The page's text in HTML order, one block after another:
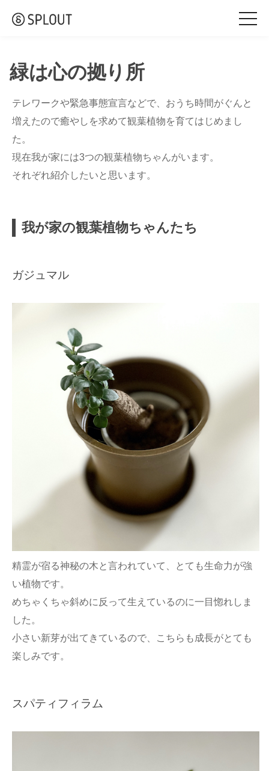
緑は心の拠り所
テレワークや緊急事態宣言などで、おうち時間がぐんと
増えたので癒やしを求めて観葉植物を育てはじめまし
た。
現在我が家には3つの観葉植物ちゃんがいます。
それぞれ紹介したいと思います。
我が家の観葉植物ちゃんたち
ガジュマル
精霊が宿る神秘の木と言われていて、とても生命力が強
い植物です。
めちゃくちゃ斜めに反って生えているのに一目惚れしま
した。
小さい新芽が出てきているので、こちらも成長がとても
楽しみです。
スパティフィラム